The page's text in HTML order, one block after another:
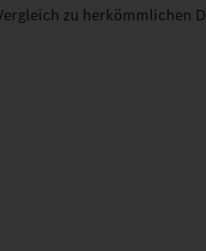
zu herkömmlichen